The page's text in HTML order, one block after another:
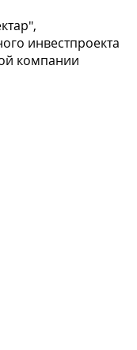
инвестпроекта
компании